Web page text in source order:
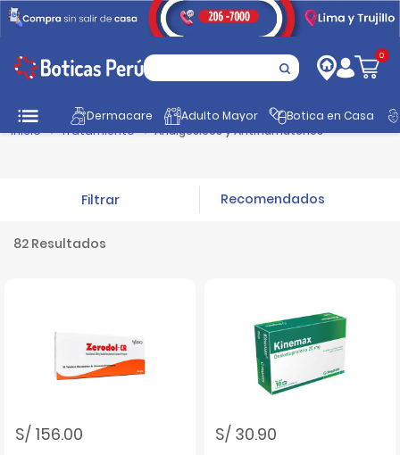
0
Dermacare Adulto Mayor
Botica en Casa
Inicio
Tratamiento Analgésicos y Antiflamatorios
82 Resultados
Filtrar
S/ 156.00 S/ 30.90